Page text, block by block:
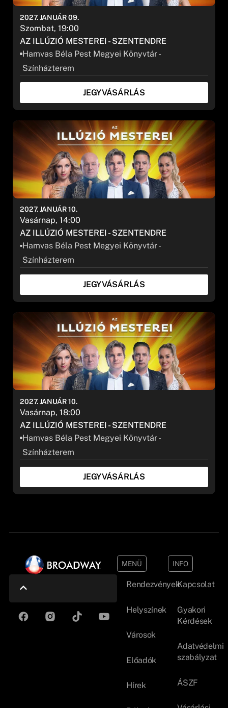
AZ ILLÚZIÓ MESTEREI - SZENTENDRE
Hamvas Béla Pest Megyei Könyvtár -
Színházterem
2027. JANUÁR 09.
Szombat, 19:00
JEGYVÁSÁRLÁS
AZ ILLÚZIÓ MESTEREI - SZENTENDRE
Hamvas Béla Pest Megyei Könyvtár -
Színházterem
2027. JANUÁR 10.
Vasárnap, 14:00
JEGYVÁSÁRLÁS
AZ ILLÚZIÓ MESTEREI - SZENTENDRE
Hamvas Béla Pest Megyei Könyvtár -
Színházterem
2027. JANUÁR 10.
Vasárnap, 18:00
JEGYVÁSÁRLÁS
MENÜ
Rendezvények
Helyszínek
Városok
Előadók
Hírek
INFO
Kapcsolat
Gyakori
Kérdések
Adatvédelmi
szabályzat
ÁSZF